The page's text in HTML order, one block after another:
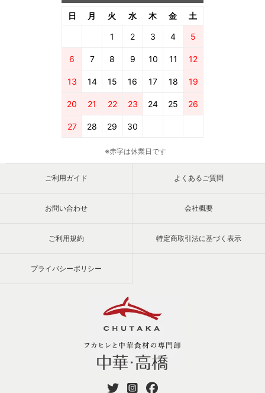
日 月 火 水 木 金 土
1 2 3 4 5
6 7 8 9 10 11 12
13 14 15 16 17 18 19
20 21 22 23 24 25 26
27 28 29 30
※赤字は休業日です
ご利用ガイド よくあるご質問
お問い合わせ 会社概要
ご利用規約 特定商取引法に基づく表示
プライバシーポリシー